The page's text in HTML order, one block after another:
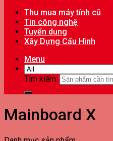
Thu mua máy tính cũ
Tin công nghệ
Tuyển dụng
Xây Dựng Cấu Hình
Menu
Tìm kiếm:
Mainboard X